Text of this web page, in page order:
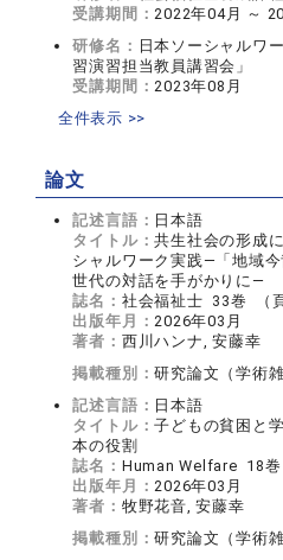
受講期間：2022年04月 ～
研修名： 日本ソーシャルワ
習演習担当教員講習会」
受講期間：2023年08月
全件表示 >>
論文
記述言語： 日本語
タイトル：共生社会の形成
シャルワーク実践―「地域
世代の対話を手がかりに―
誌名： 社会福祉士 33巻 （
出版年月：2026年03月
著者： 西川ハンナ, 安藤幸
掲載種別：研究論文（学術雑
記述言語： 日本語
タイトル：子どもの貧困と
本の役割
誌名： Human Welfare 18
出版年月：2026年03月
著者： 牧野花音, 安藤幸
掲載種別：研究論文（学術雑